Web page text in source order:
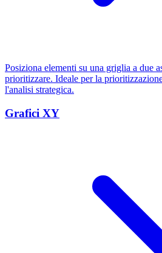
Posiziona elementi su una griglia a due
prioritizzare. Ideale per la
l'analisi strategica.
Grafici XY